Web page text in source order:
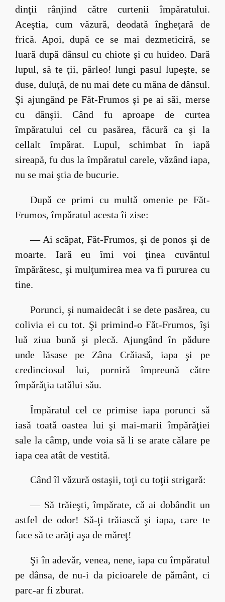
dinţii rânjind către curtenii împăratului.
Aceştia, cum văzură, deodată îngheţară de
frică. Apoi, după ce se mai dezmeticiră, se
luară după dânsul cu chiote şi cu huideo. Dară
lupul, să te ţii, pârleo! lungi pasul lupeşte, se
duse, duluţă, de nu mai dete cu mâna de dânsul.
Şi ajungând pe Făt-Frumos şi pe ai săi, merse
cu dânşii. Când fu aproape de curtea
împăratului cel cu pasărea, făcură ca şi la
cellalt împărat. Lupul, schimbat în iapă
sireapă, fu dus la împăratul carele, văzând iapa,
nu se mai ştia de bucurie.
După ce primi cu multă omenie pe Făt-
Frumos, împăratul acesta îi zise:
— Ai scăpat, Făt-Frumos, şi de ponos şi de
moarte. Iară eu îmi voi ţinea cuvântul
împărătesc, şi mulţumirea mea va fi pururea cu
tine.
Porunci, şi numaidecât i se dete pasărea, cu
colivia ei cu tot. Şi primind-o Făt-Frumos, îşi
luă ziua bună şi plecă. Ajungând în pădure
unde lăsase pe Zâna Crăiasă, iapa şi pe
credinciosul lui, porniră împreună către
împărăţia tatălui său.
Împăratul cel ce primise iapa porunci să
iasă toată oastea lui şi mai-marii împărăţiei
sale la câmp, unde voia să li se arate călare pe
iapa cea atât de vestită.
Când îl văzură ostaşii, toţi cu toţii strigară:
— Să trăieşti, împărate, că ai dobândit un
astfel de odor! Să-ţi trăiască şi iapa, care te
face să te arăţi aşa de măreţ!
Şi în adevăr, venea, nene, iapa cu împăratul
pe dânsa, de nu-i da picioarele de pământ, ci
parc-ar fi zburat.